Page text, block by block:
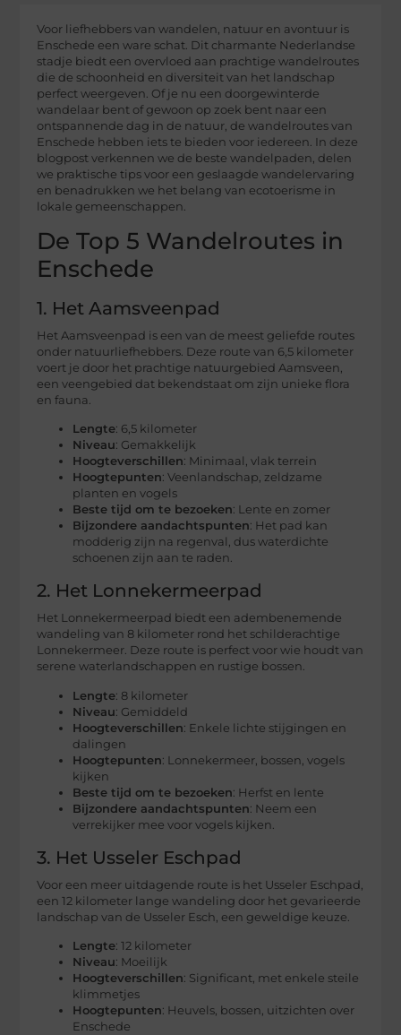
Voor liefhebbers van wandelen, natuur en avontuur is
Enschede een ware schat. Dit charmante Nederlandse
stadje biedt een overvloed aan prachtige wandelroutes
die de schoonheid en diversiteit van het landschap
perfect weergeven. Of je nu een doorgewinterde
wandelaar bent of gewoon op zoek bent naar een
ontspannende dag in de natuur, de wandelroutes van
Enschede hebben iets te bieden voor iedereen. In deze
blogpost verkennen we de beste wandelpaden, delen
we praktische tips voor een geslaagde wandelervaring
en benadrukken we het belang van ecotoerisme in
lokale gemeenschappen.
De Top 5 Wandelroutes in
Enschede
1. Het Aamsveenpad
Het Aamsveenpad is een van de meest geliefde routes
onder natuurliefhebbers. Deze route van 6,5 kilometer
voert je door het prachtige natuurgebied Aamsveen,
een veengebied dat bekendstaat om zijn unieke flora
en fauna.
Lengte: 6,5 kilometer
Niveau: Gemakkelijk
Hoogteverschillen: Minimaal, vlak terrein
Hoogtepunten: Veenlandschap, zeldzame
planten en vogels
Beste tijd om te bezoeken: Lente en zomer
Bijzondere aandachtspunten: Het pad kan
modderig zijn na regenval, dus waterdichte
schoenen zijn aan te raden.
2. Het Lonnekermeerpad
Het Lonnekermeerpad biedt een adembenemende
wandeling van 8 kilometer rond het schilderachtige
Lonnekermeer. Deze route is perfect voor wie houdt van
serene waterlandschappen en rustige bossen.
Lengte: 8 kilometer
Niveau: Gemiddeld
Hoogteverschillen: Enkele lichte stijgingen en
dalingen
Hoogtepunten: Lonnekermeer, bossen, vogels
kijken
Beste tijd om te bezoeken: Herfst en lente
Bijzondere aandachtspunten: Neem een
verrekijker mee voor vogels kijken.
3. Het Usseler Eschpad
Voor een meer uitdagende route is het Usseler Eschpad,
een 12 kilometer lange wandeling door het gevarieerde
landschap van de Usseler Esch, een geweldige keuze.
Lengte: 12 kilometer
Niveau: Moeilijk
Hoogteverschillen: Significant, met enkele steile
klimmetjes
Hoogtepunten: Heuvels, bossen, uitzichten over
Enschede